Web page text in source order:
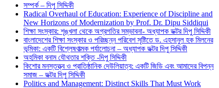
সম্পর্ক – দিপু সিদ্দিকী
Radical Overhaul of Education: Experience of Discipline and
New Horizons of Modernization by Prof. Dr. Dipu Siddiqui
শিক্ষা সংস্কার: শৃঙ্খলা থেকে অগ্রগতির সম্ভাবনা- অধ্যাপক ডক্টর দিপু সিদ্দিকী
বাংলাদেশের শিক্ষা সংস্কার ও পরিচ্ছন্ন পরিবেশ সৃষ্টিতে ড. এহসানুল হক মিলনের
ভূমিকা: একটি বিশ্লেষণাত্মক পর্যালোচনা – অধ্যাপক ডক্টর দিপু সিদ্দিকী
অহমিকা বনাম যৌথতার শক্তি -দিপু সিদ্দিকী
কিশোর মনস্তত্ত্ব ও প্রাতিষ্ঠানিক দেউলিয়াত্ব: একটি জিডি এবং আমাদের বিপন্ন
সমাজ – ডক্টর দিপু সিদ্দিকী
Politics and Management: Distinct Skills That Must Work